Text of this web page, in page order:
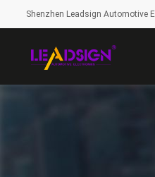
Shenzhen Leadsign Automotive